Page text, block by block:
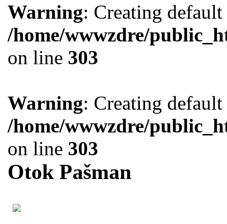
Warning: Creating
/home/wwwzdre/
on line 303
Warning: Creating
/home/wwwzdre/
on line 303
Otok Pašman